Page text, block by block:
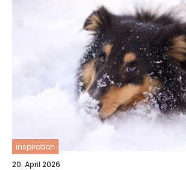
inspiration
20. April 2026